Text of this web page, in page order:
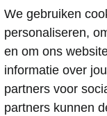
We gebruiken
personaliseren,
en om ons
informatie over
partners voor
partners kunnen